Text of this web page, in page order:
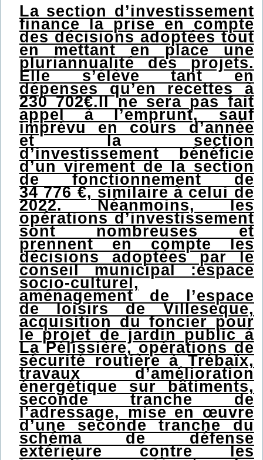
La section d’investissement
finance la prise en compte
des décisions adoptées tout
en mettant en place une
pluriannualité des projets.
Elle s’élève tant en
dépenses qu’en recettes à
230 702€.Il ne sera pas fait
appel à l’emprunt, sauf
imprévu en cours d’année
et la section
d’investissement bénéficie
d’un virement de la section
de fonctionnement de
34 776 €, similaire à celui de
2022. Néanmoins, les
opérations d’investissement
sont nombreuses et
prennent en compte les
décisions adoptées par le
conseil municipal :espace
socio-culturel,
aménagement de l’espace
de loisirs de Villeseque,
acquisition du foncier pour
le projet de jardin public à
La Pélissière, opérations de
sécurité routière à Trébaïx,
travaux d’amélioration
énergétique sur bâtiments,
seconde tranche de
l’adressage, mise en œuvre
d’une seconde tranche du
schéma de défense
extérieure contre les